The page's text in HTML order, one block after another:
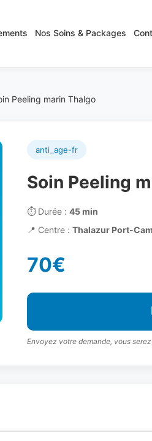
Nos Soins & Packages
Peeling marin Thalgo
anti_age-fr
Soin Peeling
⏱️Durée : 45 min
📍 Centre : Thalazur Port-
70€
Envoyez votre demande, vous